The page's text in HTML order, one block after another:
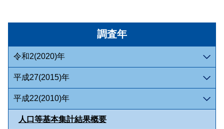
調査年
令和2(2020)年
平成27(2015)年
平成22(2010)年
人口等基本集計結果概要